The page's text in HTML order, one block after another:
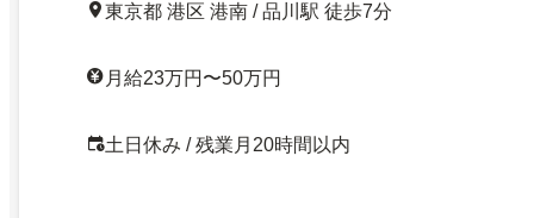
東京都 港区 港南 / 品川駅 徒歩7分
月給23万円〜50万円
土日休み / 残業月20時間以内